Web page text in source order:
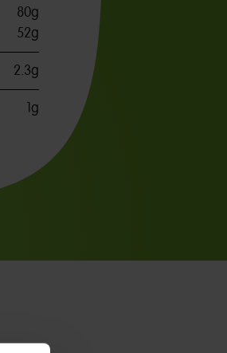
80g
52g
2.3g
1g